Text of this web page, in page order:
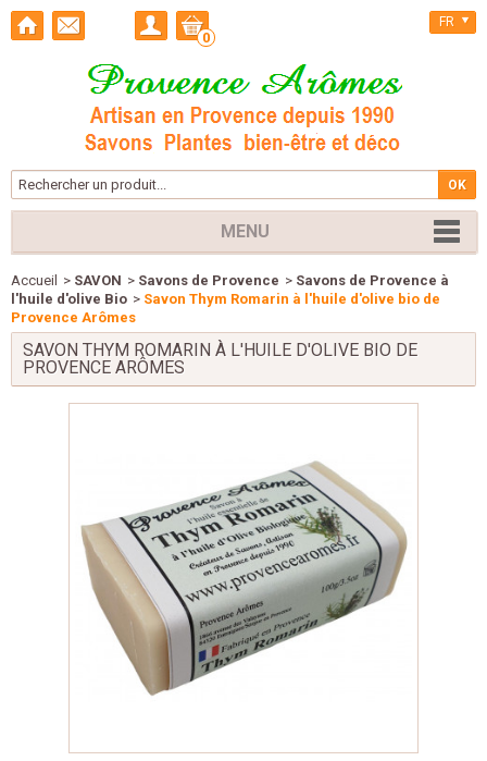
0
FR
MENU
Accueil > SAVON > Savons de Provence > Savons de Provence à
l'huile d'olive Bio > Savon Thym Romarin à l'huile d'olive bio de
Provence Arômes
SAVON THYM ROMARIN À L'HUILE D'OLIVE BIO DE
PROVENCE ARÔMES